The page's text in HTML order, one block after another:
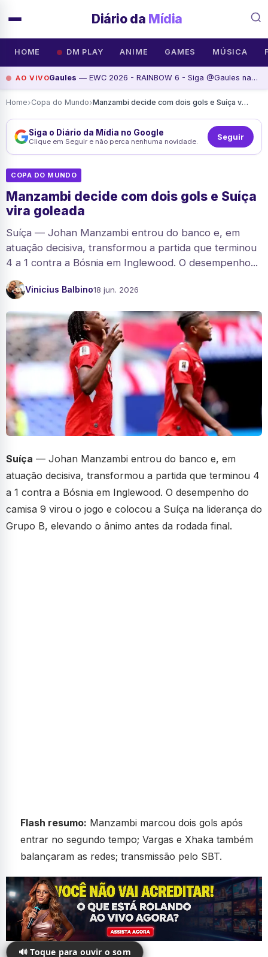
Diário da Mídia
HOME DM PLAY ANIME GAMES MÚSICA
AO VIVOGaules — EWC 2026 - RAINBOW 6 - Siga @Gaules nas redes sociais!, assista agora
Home›Copa do Mundo› Manzambi decide com dois gols e Suíça vira goleada
Siga o Diário da Mídia no Google
Clique em Seguir e não perca nenhuma novidade. Seguir
COPA DO MUNDO
Manzambi decide com dois gols e Suíça
vira goleada
Suíça — Johan Manzambi entrou do banco e, em
atuação decisiva, transformou a partida que terminou
4 a 1 contra a Bósnia em Inglewood. O desempenho...
Vinicius Balbino18 jun. 2026
Suíça — Johan Manzambi entrou do banco e, em
atuação decisiva, transformou a partida que terminou 4
a 1 contra a Bósnia em Inglewood. O desempenho do
camisa 9 virou o jogo e colocou a Suíça na liderança do
Grupo B, elevando o ânimo antes da rodada final.
Flash resumo: Manzambi marcou dois gols após
entrar no segundo tempo; Vargas e Xhaka também
balançaram as redes; transmissão pelo SBT.
🔊 Toque para ouvir o som